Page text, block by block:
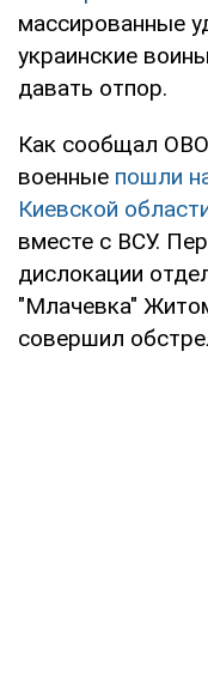
массированные
украинские
давать отпор.
Как сообщал
военные пошли
Киевской
вместе с ВСУ.
дислокации
"Млачевка"
совершил